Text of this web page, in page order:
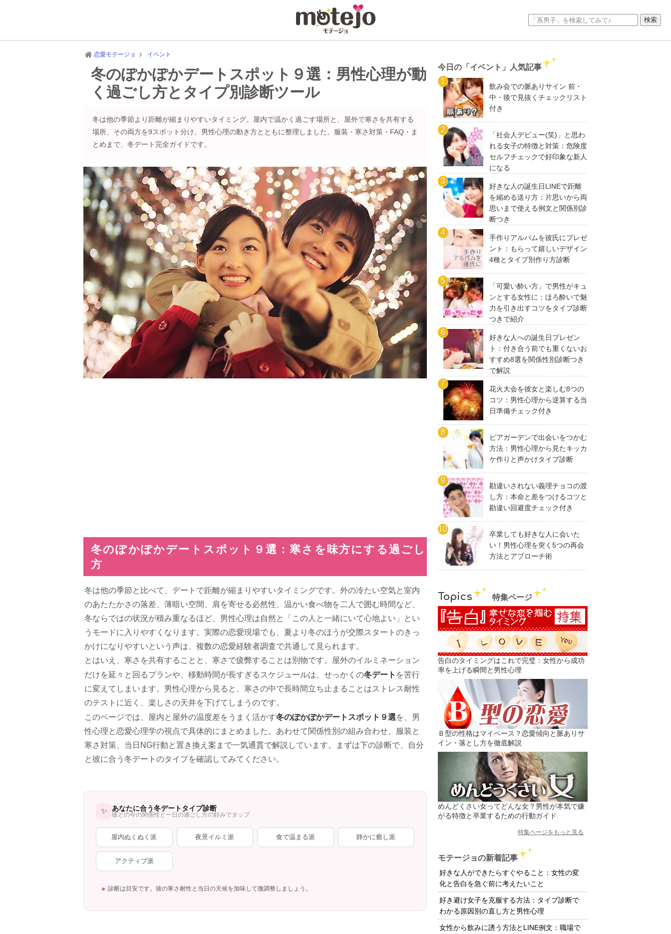
恋愛モテージョ イベント
冬のぽかぽかデートスポット９選：男性心理が動
く過ごし方とタイプ別診断ツール
冬は他の季節より距離が縮まりやすいタイミング。屋内で温かく過ごす場所と、屋外で寒さを共有する
場所、その両方を9スポット分け、男性心理の動き方とともに整理しました。服装・寒さ対策・FAQ・ま
とめまで、冬デート完全ガイドです。
冬のぽかぽかデートスポット９選：寒さを味方にする過ごし
方
冬は他の季節と比べて、デートで距離が縮まりやすいタイミングです。外の冷たい空気と室内
のあたたかさの落差、薄暗い空間、肩を寄せる必然性、温かい食べ物を二人で囲む時間など、
冬ならではの状況が積み重なるほど、男性心理は自然と「この人と一緒にいて心地よい」とい
うモードに入りやすくなります。実際の恋愛現場でも、夏より冬のほうが交際スタートのきっ
かけになりやすいという声は、複数の恋愛経験者調査で共通して見られます。
とはいえ、寒さを共有することと、寒さで疲弊することは別物です。屋外のイルミネーション
だけを延々と回るプランや、移動時間が長すぎるスケジュールは、せっかくの冬デート を苦行
に変えてしまいます。男性心理から見ると、寒さの中で長時間立ち止まることはストレス耐性
のテストに近く、楽しさの天井を下げてしまうのです。
このページでは、屋内と屋外の温度差をうまく活かす冬のぽかぽかデートスポット９選を、男
性心理と恋愛心理学の視点で具体的にまとめました。あわせて関係性別の組み合わせ、服装と
寒さ対策、当日NG行動と置き換え案まで一気通貫で解説しています。まずは下の診断で、自分
と彼に合う冬デートのタイプを確認してみてください。
✨ あなたに合う冬デートタイプ診断
彼との今の関係性と一日の過ごし方の好みでタップ
屋内ぬくぬく派 夜景イルミ派 食で温まる派 静かに癒し派
アクティブ派
診断は目安です。彼の寒さ耐性と当日の天候を加味して微調整しましょう。
今日の「イベント」人気記事
飲み会での脈ありサイン 前・
中・後で見抜くチェックリスト
付き
「社会人デビュー(笑)」と思わ
れる女子の特徴と対策：危険度
セルフチェックで好印象な新人
になる
好きな人の誕生日LINEで距離
を縮める送り方：片思いから両
思いまで使える例文と関係別診
断つき
手作りアルバムを彼氏にプレゼ
ント：もらって嬉しいデザイン
4種とタイプ別作り方診断
「可愛い酔い方」で男性がキュ
ンとする女性に：ほろ酔いで魅
力を引き出すコツをタイプ診断
つきで紹介
好きな人への誕生日プレゼン
ト：付き合う前でも重くないお
すすめ8選を関係性別診断つき
で解説
花火大会を彼女と楽しむ8つの
コツ：男性心理から逆算する当
日準備チェック付き
ビアガーデンで出会いをつかむ
方法：男性心理から見たキッカ
ケ作りと声かけタイプ診断
勘違いされない義理チョコの渡
し方：本命と差をつけるコツと
勘違い回避度チェック付き
卒業しても好きな人に会いた
い！男性心理を突く5つの再会
方法とアプローチ術
Topics 特集ページ
告白のタイミングはこれで完璧：女性から成功
率を上げる瞬間と男性心理
Ｂ型の性格はマイペース？恋愛傾向と脈ありサ
イン・落とし方を徹底解説
めんどくさい女ってどんな女？男性が本気で嫌
がる特徴と卒業するための行動ガイド
特集ページをもっと見る
モテージョの新着記事
好きな人ができたらすぐやること：女性の変
化と告白を急ぐ前に考えたいこと
好き避け女子を克服する方法：タイプ診断で
わかる原因別の直し方と男性心理
女性から飲みに誘う方法とLINE例文：職場で